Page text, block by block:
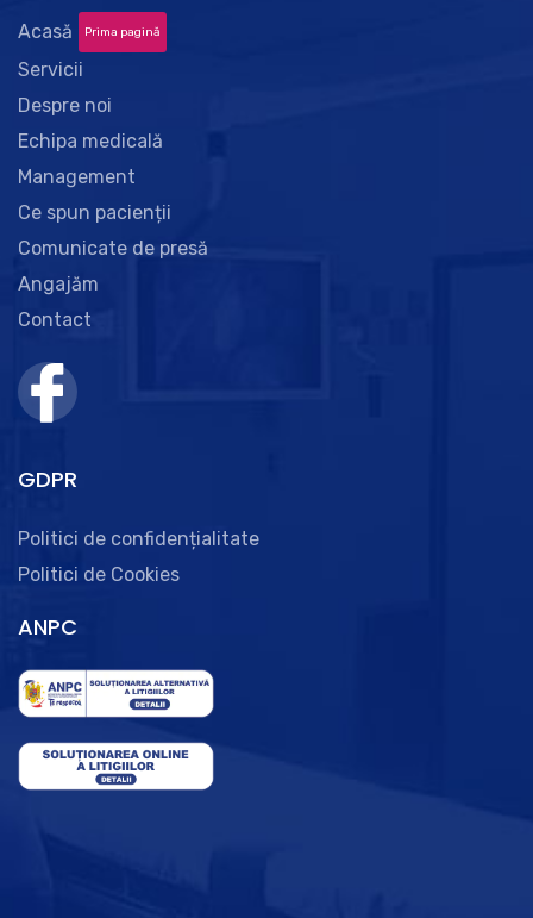
Acasă Prima pagină
Servicii
Despre noi
Echipa medicală
Management
Ce spun pacienții
Comunicate de presă
Angajăm
Contact
GDPR
Politici de confidențialitate
Politici de Cookies
ANPC